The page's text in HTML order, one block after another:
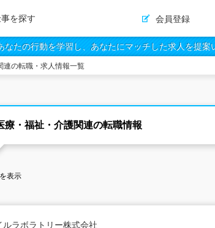
を探す 会員登録
なたの行動を学習し、あなたにマッチした求人を提案
連の転職・求人情報一覧
療・福祉・介護関連の転職情報
表示
ルラボラトリー株式会社